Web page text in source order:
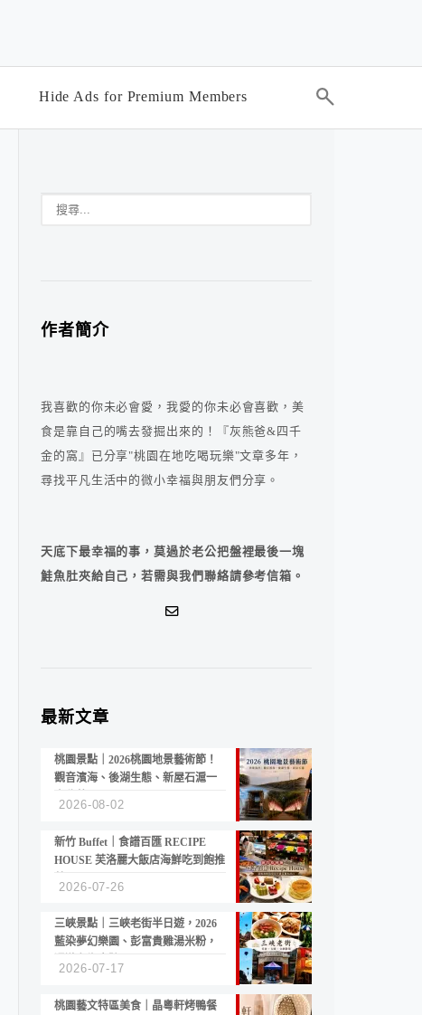
Hide Ads for Premium Members
作者簡介
我喜歡的你未必會愛，我愛的你未必會喜歡，美
食是靠自己的嘴去發掘出來的！『灰熊爸&四千
金的窩』已分享"桃園在地吃喝玩樂"文章多年，
尋找平凡生活中的微小幸福與朋友們分享。
天底下最幸福的事，莫過於老公把盤裡最後一塊
鮭魚肚夾給自己，若需與我們聯絡請參考信箱。
最新文章
桃園景點｜2026桃園地景藝術節！
觀音濱海、後湖生態、新屋石滬一
2026-08-02
新竹 Buffet｜食譜百匯 RECIPE
HOUSE 芙洛麗大飯店海鮮吃到飽推
2026-07-26
三峽景點｜三峽老街半日遊，2026
藍染夢幻樂園、彭富貴雞湯米粉，
2026-07-17
桃園藝文特區美食｜晶粵軒烤鴨餐